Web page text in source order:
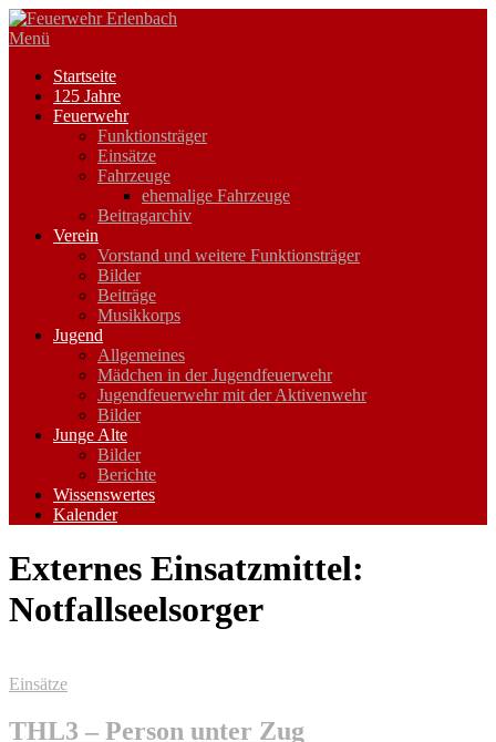
Zum
Inhalt
Menü
Startseite
125 Jahre
Feuerwehr
Funktionsträger
Einsätze
Fahrzeuge
ehemalige Fahrzeuge
Beitragarchiv
Verein
Vorstand und weitere Funktionsträger
Bilder
Beiträge
Musikkorps
Jugend
Allgemeines
Mädchen in der Jugendfeuerwehr
Jugendfeuerwehr mit der Aktivenwehr
Bilder
Junge Alte
Bilder
Berichte
Wissenswertes
Kalender
Externes Einsatzmittel:
Notfallseelsorger
Einsätze
THL3 – Person unter Zug